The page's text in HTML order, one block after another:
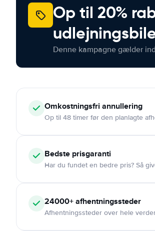
Op til 20%
Denne kampagne gælder
Omkostningsfri annullering
Op til 48 timer før den planlagte
Bedste prisgaranti
Har du fundet en bedre pris? Så
24000+afhentningssteder
Afhentningssteder over hele